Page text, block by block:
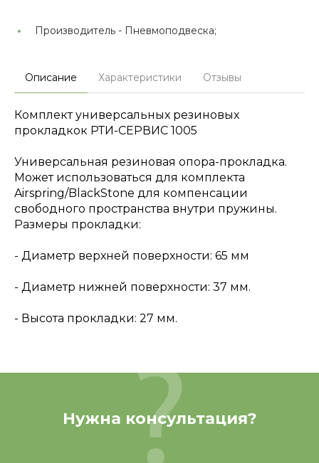
Производитель - Пневмоподвеска;
Описание Характеристики Отзывы
Комплект универсальных резиновых
прокладкок РТИ-СЕРВИС 1005
Универсальная резиновая опора-прокладка.
Может использоваться для комплекта
Airspring/BlackStone для компенсации
свободного пространства внутри пружины.
Размеры прокладки:
- Диаметр верхней поверхности: 65 мм
- Диаметр нижней поверхности: 37 мм.
- Высота прокладки: 27 мм.
Нужна консультация?